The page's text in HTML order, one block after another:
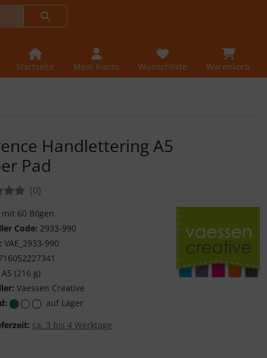
Startseite Mein Konto Wunschliste Warenkorb
Handlettering A5
Pad
(0Bewertungen
)
mit 60 Bögen
Code: 2933-990
VAE_2933-990
A5 (216 g)
Vaessen Creative
auf Lager
ca. 3 bis 4 Werktage